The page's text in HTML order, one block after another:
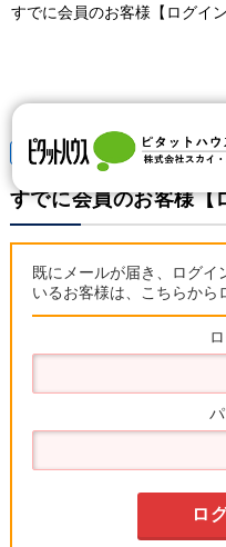
TOPページ すでに会員のお客様【ロ
すでに会員のお客様【
既にメールが届き、ログ
いるお客様は、こちらから